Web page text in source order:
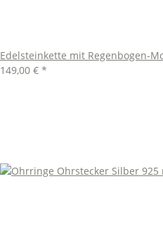
Edelsteinkette mit Regenbogen-
149,00 € *